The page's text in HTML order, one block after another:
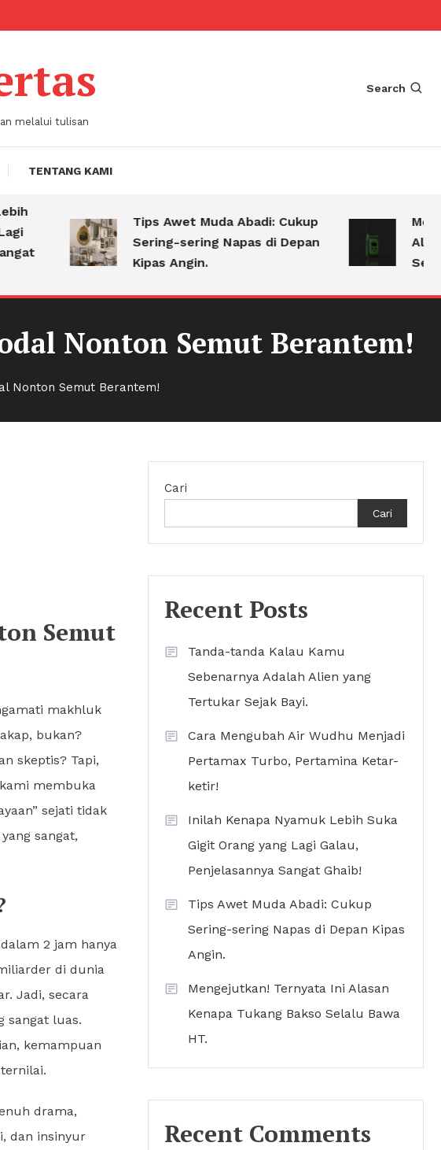
melalui tulisan
Search
TENTANG KAMI
Tips Awet Muda Abadi: Cukup
Sering-sering Napas di Depan
Kipas Angin.
Alasan
Selalu
Nonton Semut Berantem!
Nonton Semut Berantem!
Semut
makhluk
bukan?
skeptis? Tapi,
membuka
sejati tidak
sangat,
2 jam hanya
di dunia
Jadi, secara
sangat luas.
kemampuan
drama,
dan insinyur
Cari
Cari
Recent Posts
Tanda-tanda Kalau Kamu
Sebenarnya Adalah Alien yang
Tertukar Sejak Bayi.
Cara Mengubah Air Wudhu Menjadi
Pertamax Turbo, Pertamina Ketar-
ketir!
Inilah Kenapa Nyamuk Lebih Suka
Gigit Orang yang Lagi Galau,
Penjelasannya Sangat Ghaib!
Tips Awet Muda Abadi: Cukup
Sering-sering Napas di Depan Kipas
Angin.
Mengejutkan! Ternyata Ini Alasan
Kenapa Tukang Bakso Selalu Bawa
HT.
Recent Comments